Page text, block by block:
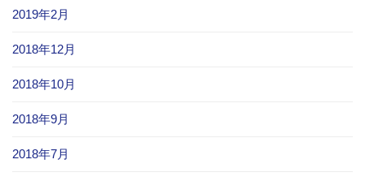
2019年2月
2018年12月
2018年10月
2018年9月
2018年7月